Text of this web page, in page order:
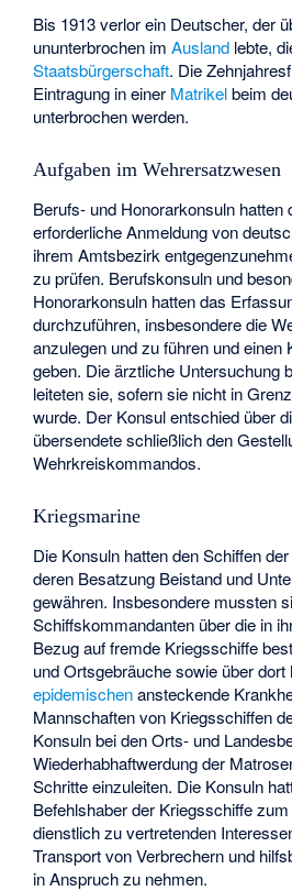
Bis 1913 verlor ein Deutscher, der
ununterbrochen imAusland lebte,
Staatsbürgerschaft. Die
Eintragung in einer Matrikelbeim
unterbrochen werden.
Aufgaben im Wehrersatzwesen
Berufs- und Honorarkonsuln hatten
erforderliche Anmeldung von
ihrem Amtsbezirk
zu prüfen. Berufskonsuln und
Honorarkonsuln hatten das
durchzuführen, insbesondere die
anzulegen und zu führen und einen
geben. Die ärztliche Untersuchung
leiteten sie, sofern sie nicht in
wurde. Der Konsul entschied über
übersendete schließlich den
Wehrkreiskommandos.
Kriegsmarine
Die Konsuln hatten den Schiffen der
deren Besatzung Beistand und
gewähren. Insbesondere mussten
Schiffskommandanten über die in
Bezug auf fremde Kriegsschiffe
und Ortsgebräuche sowie über dort
epidemischenansteckende
Mannschaften von Kriegsschiffen
Konsuln bei den Orts- und
Wiederhabhaftwerdung der
Schritte einzuleiten. Die Konsuln
Befehlshaber der Kriegsschiffe
dienstlich zu vertretenden
Transport von Verbrechern und
in Anspruch zu nehmen.